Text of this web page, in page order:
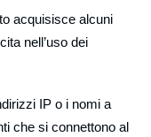
acquisisce alcuni
nell’uso dei
IP o i nomi a
che si connettono al